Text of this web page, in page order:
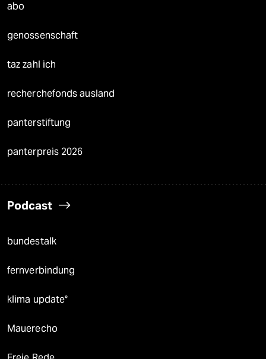
abo
genossenschaft
taz zahl ich
recherchefonds ausland
panterstiftung
panterpreis 2026
Podcast
bundestalk
fernverbindung
klima update°
Mauerecho